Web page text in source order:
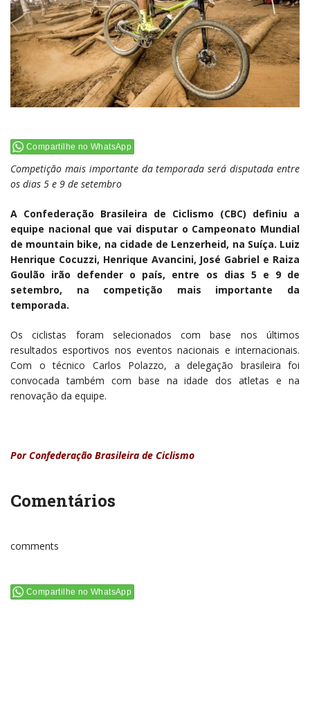
Compartilhe no WhatsApp
Competição mais importante da temporada será disputada entre
os dias 5 e 9 de setembro
A Confederação Brasileira de Ciclismo (CBC) definiu a
equipe nacional que vai disputar o Campeonato Mundial
de mountain bike, na cidade de Lenzerheid, na Suíça. Luiz
Henrique Cocuzzi, Henrique Avancini, José Gabriel e Raiza
Goulão irão defender o país, entre os dias 5 e 9 de
setembro, na competição mais importante da
temporada.
Os ciclistas foram selecionados com base nos últimos
resultados esportivos nos eventos nacionais e internacionais.
Com o técnico Carlos Polazzo, a delegação brasileira foi
convocada também com base na idade dos atletas e na
renovação da equipe.
Por Confederação Brasileira de Ciclismo
Comentários
comments
Compartilhe no WhatsApp